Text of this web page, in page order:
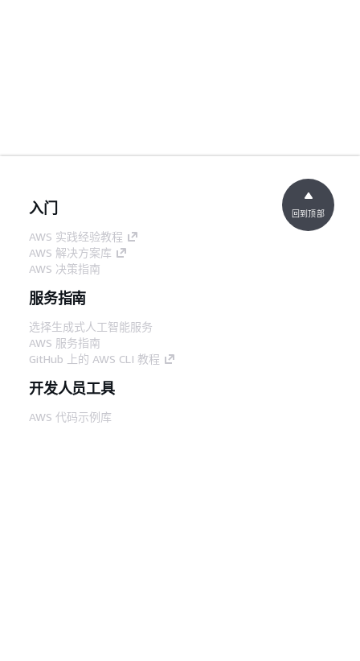
入门
AWS 实践经验教程
AWS 解决方案库
AWS 决策指南
服务指南
选择生成式人工智能服务
AWS 服务指南
GitHub 上的 AWS CLI 教程
开发人员工具
AWS 代码示例库
回到顶部